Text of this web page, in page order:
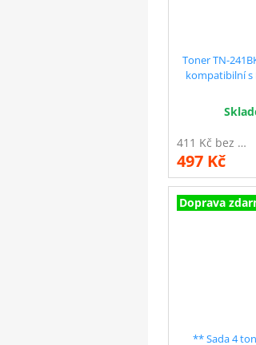
Toner TN-
kompatibilní s
411 Kč bez DPH
497 Kč
Doprava
** Sada 4